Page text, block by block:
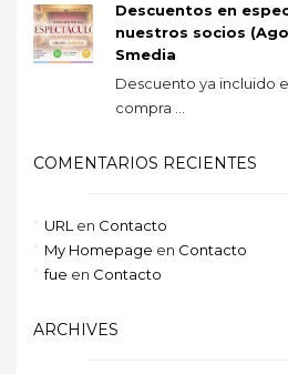
Descuentos en
nuestros socios
Smedia
Descuento ya incluido
compra ...
COMENTARIOS RECIENTES
URL en Contacto
My Homepage en Contacto
fue en Contacto
ARCHIVES